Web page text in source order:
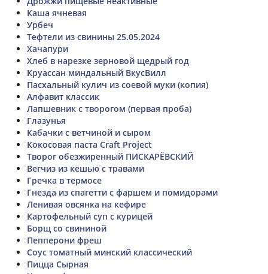
Каша ячневая
Урбеч
Тефтели из свинины 25.05.2024
Хачапури
Хлеб в нарезке зерновой щедрый год
Круассан миндальный ВкусВилл
Пасхальный кулич из соевой муки (копия)
Алфавит классик
Лапшевник с творогом (первая проба)
Глазунья
Кабачки с ветчиной и сыром
Кокосовая паста Craft Project
Творог обезжиренный ПИСКАРЁВСКИЙ
Вегчиз из кешью с травами
Гречка в термосе
Гнезда из спагетти с фаршем и помидорами
Ленивая овсянка на кефире
Картофельный суп с курицей
Борщ со свининой
Пепперони фреш
Соус томатный минский классический
Пицца Сырная